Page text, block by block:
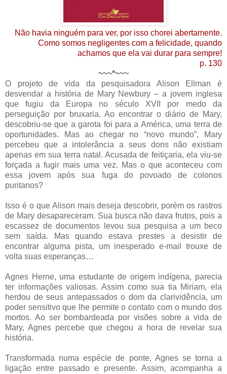
Não havia ninguém para ver, por isso chorei abertamente.
Como somos negligentes com a felicidade, quando
achamos que ela vai durar para sempre!
p. 130
~~~*~~~
O projeto de vida da pesquisadora Alison Ellman é
desvendar a história de Mary Newbury – a jovem inglesa
que fugiu da Europa no século XVII por medo da
perseguição por bruxaria. Ao encontrar o diário de Mary,
descobriu-se que a garota foi para a América, uma terra de
oportunidades. Mas ao chegar no “novo mundo”, Mary
percebeu que a intolerância a seus dons não existiam
apenas em sua terra natal. Acusada de feitiçaria, ela viu-se
forçada a fugir mais uma vez. Mas o que aconteceu com
essa jovem após sua fuga do povoado de colonos
puritanos?
Isso é o que Alison mais deseja descobrir, porém os rastros
de Mary desapareceram. Sua busca não dava frutos, pois a
escassez de documentos levou sua pesquisa a um beco
sem saída. Mas quando estava prestes a desistir de
encontrar alguma pista, um inesperado e-mail trouxe de
volta suas esperanças…
Agnes Herne, uma estudante de origem indígena, parecia
ter informações valiosas. Assim como sua tia Miriam, ela
herdou de seus antepassados o dom da clarividência, um
poder sensitivo que lhe permite o contato com o mundo dos
mortos. Ao ser bombardeada por visões sobre a vida de
Mary, Agnes percebe que chegou a hora de revelar sua
história.
Transformada numa espécie de ponte, Agnes se torna a
ligação entre passado e presente. Assim, acompanha a